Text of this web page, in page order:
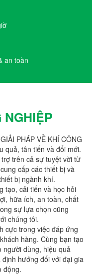
an toàn
NGHIỆP
PHÁP VỀ KHÍ CÔNG
quả, tân tiến và đổi mới.
trên cả sự tuyệt vời từ
cấp các thiết bị và
bị ngành khí.
tạo, cải tiến và học hỏi
hữa ích, an toàn, chất
sự lựa chọn cũng
chúng tôi.
cực trong việc đáp ứng
hàng. Cùng bạn tạo
dùng, hiệu quả
hướng đối với đại gia
động.